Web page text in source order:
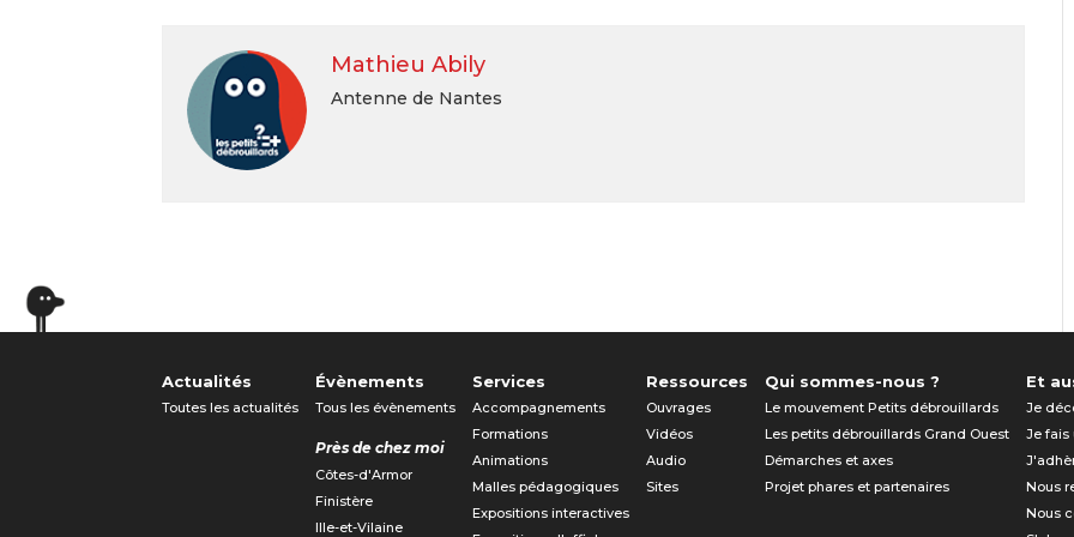
Mathieu Abily
Antenne de Nantes
Actualités
Toutes les actualités
Évènements
Tous les évènements
Près de chez moi
Côtes-d'Armor
Finistère
Ille-et-Vilaine
Services
Accompagnements
Formations
Animations
Malles pédagogiques
Expositions interactives
Ressources
Ouvrages
Vidéos
Audio
Sites
Qui sommes-nous ?
Le mouvement Petits débrouillards
Les petits débrouillards Grand Ouest
Démarches et axes
Projet phares et partenaires
Et
Je
Je fais
Nous
Nous